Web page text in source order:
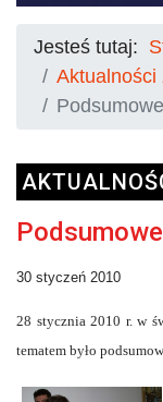
Jesteś tutaj:
Aktualności
30 styczeń 2010
28 stycznia 2010 r. w
tematem było